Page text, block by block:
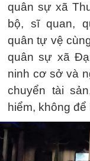
quân sự xã
bộ, sĩ quan,
quân tự vệ
quân sự xã
ninh cơ sở và
chuyển tài
hiểm, không